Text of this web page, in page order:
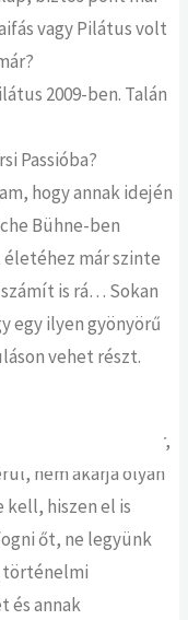
vagy Pilátus volt
2009-ben. Talán
Passióba?
hogy annak idején
Bühne-ben
már szinte
is rá… Sokan
egy ilyen gyönyörű
vehet részt.
alak, de ő is ember,
nem akarja olyan
hiszen el is
őt, ne legyünk
történelmi
és annak